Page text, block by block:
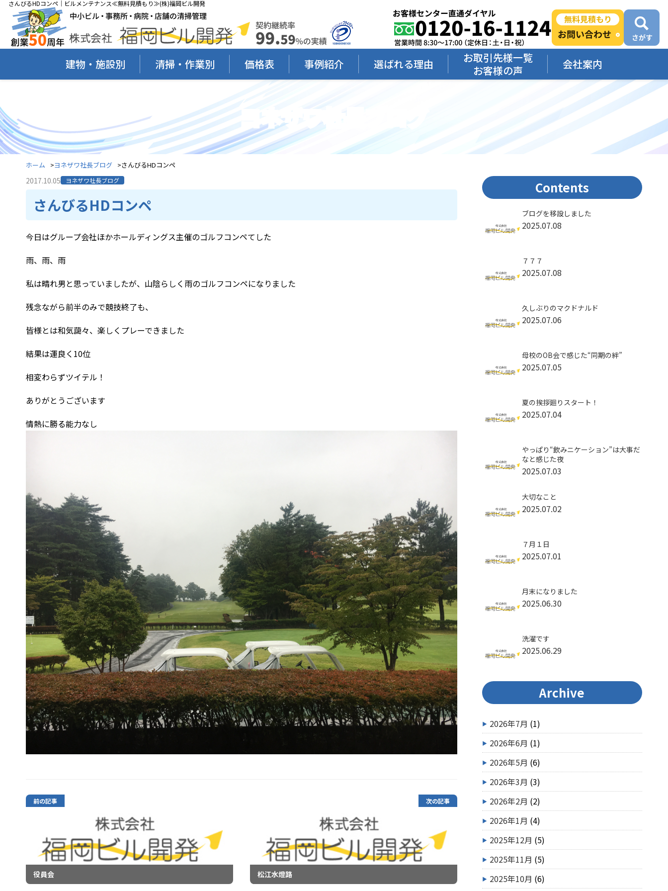
さんびるHDコンペ｜ビルメンテナンス≪無料見積もり≫(株)福岡ビル開発
建物・施設別 清掃・作業別 価格表 事例紹介 選ばれる理由
お取引先様一覧
お客様の声
会社案内
ヨネザワ社長ブログ
ホーム ヨネザワ社長ブログ さんびるHDコンペ
2017.10.05 ヨネザワ社長ブログ
さんびるHDコンペ
今日はグループ会社ほかホールディングス主催のゴルフコンペてした
雨、雨、雨
私は晴れ男と思っていましたが、山陰らしく雨のゴルフコンペになりました
残念ながら前半のみで競技終了も、
皆様とは和気藹々、楽しくプレーできました
結果は運良く10位
相変わらずツイテル！
ありがとうございます
情熱に勝る能力なし
前の記事
役員会
次の記事
松江水燈路
Contents
ブログを移設しました
2025.07.08
７７７
2025.07.08
久しぶりのマクドナルド
2025.07.06
母校のOB会で感じた“同期の絆”
2025.07.05
夏の挨拶廻りスタート！
2025.07.04
やっぱり“飲みニケーション”は大事だ
なと感じた夜
2025.07.03
大切なこと
2025.07.02
７月１日
2025.07.01
月末になりました
2025.06.30
洗濯です
2025.06.29
Archive
2026年7月 (1)
2026年6月 (1)
2026年5月 (6)
2026年3月 (3)
2026年2月 (2)
2026年1月 (4)
2025年12月 (5)
2025年11月 (5)
2025年10月 (6)